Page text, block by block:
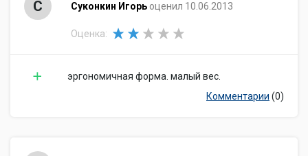
С Суконкин Игорь оценил 10.06.2013
Оценка:
эргономичная форма. малый вес.
Комментарии (0)